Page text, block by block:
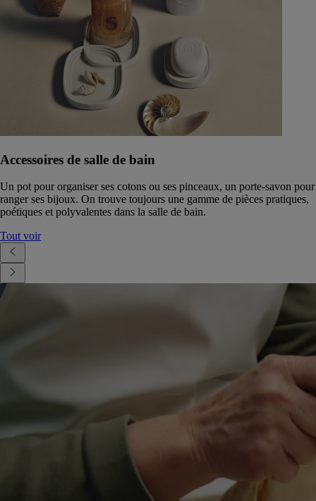
Accessoires de salle de bain
Un pot pour organiser ses cotons ou ses pinceaux, un porte-savon pour
ranger ses bijoux. On trouve toujours une gamme de pièces pratiques,
poétiques et polyvalentes dans la salle de bain.
Tout voir